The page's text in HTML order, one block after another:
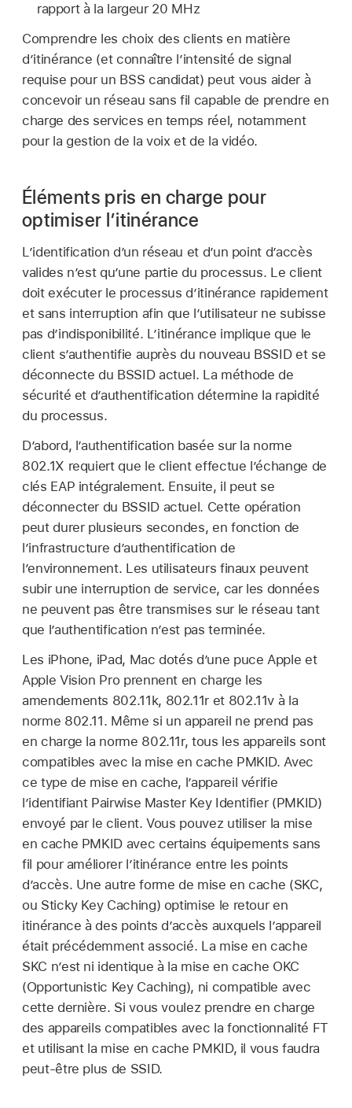
rapport à la largeur 20 MHz
Comprendre les choix des clients en matière
d’itinérance (et connaître l’intensité de signal
requise pour un BSS candidat) peut vous aider à
concevoir un réseau sans fil capable de prendre en
charge des services en temps réel, notamment
pour la gestion de la voix et de la vidéo.
Éléments pris en charge pour
optimiser l’itinérance
L’identification d’un réseau et d’un point d’accès
valides n’est qu’une partie du processus. Le client
doit exécuter le processus d’itinérance rapidement
et sans interruption afin que l’utilisateur ne subisse
pas d’indisponibilité. L’itinérance implique que le
client s’authentifie auprès du nouveau BSSID et se
déconnecte du BSSID actuel. La méthode de
sécurité et d’authentification détermine la rapidité
du processus.
D’abord, l’authentification basée sur la norme
802.1X requiert que le client effectue l’échange de
clés EAP intégralement. Ensuite, il peut se
déconnecter du BSSID actuel. Cette opération
peut durer plusieurs secondes, en fonction de
l’infrastructure d’authentification de
l’environnement. Les utilisateurs finaux peuvent
subir une interruption de service, car les données
ne peuvent pas être transmises sur le réseau tant
que l’authentification n’est pas terminée.
Les iPhone, iPad, Mac dotés d’une puce Apple et
Apple Vision Pro prennent en charge les
amendements 802.11k, 802.11r et 802.11v à la
norme 802.11. Même si un appareil ne prend pas
en charge la norme 802.11r, tous les appareils sont
compatibles avec la mise en cache PMKID. Avec
ce type de mise en cache, l’appareil vérifie
l’identifiant Pairwise Master Key Identifier (PMKID)
envoyé par le client. Vous pouvez utiliser la mise
en cache PMKID avec certains équipements sans
fil pour améliorer l’itinérance entre les points
d’accès. Une autre forme de mise en cache (SKC,
ou Sticky Key Caching) optimise le retour en
itinérance à des points d’accès auxquels l’appareil
était précédemment associé. La mise en cache
SKC n’est ni identique à la mise en cache OKC
(Opportunistic Key Caching), ni compatible avec
cette dernière. Si vous voulez prendre en charge
des appareils compatibles avec la fonctionnalité FT
et utilisant la mise en cache PMKID, il vous faudra
peut-être plus de SSID.